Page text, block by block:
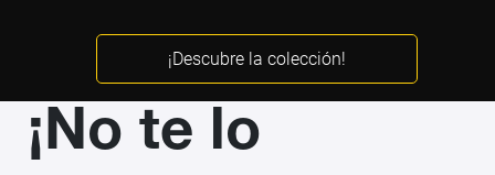
¡Descubre la colección!
¡No te lo